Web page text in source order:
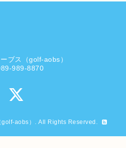
ブス（golf-aobs）
989-8870
aobs） . All Rights Reserved.